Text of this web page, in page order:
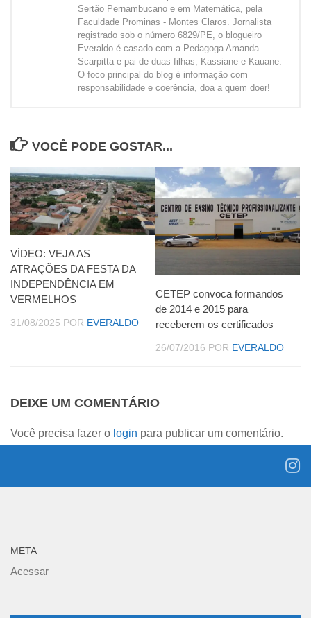
Sertão Pernambucano e em Matemática, pela
Faculdade Prominas - Montes Claros. Jornalista
registrado sob o número 6829/PE, o blogueiro
Everaldo é casado com a Pedagoga Amanda
Scarpitta e pai de duas filhas, Kassiane e Kauane.
O foco principal do blog é informação com
responsabilidade e coerência, doa a quem doer!
VOCÊ PODE GOSTAR...
VÍDEO: VEJA AS
ATRAÇÕES DA FESTA DA
INDEPENDÊNCIA EM
VERMELHOS
31/08/2025 POR EVERALDO
CETEP convoca formandos
de 2014 e 2015 para
receberem os certificados
26/07/2016 POR EVERALDO
DEIXE UM COMENTÁRIO
Você precisa fazer o login para publicar um comentário.
META
Acessar